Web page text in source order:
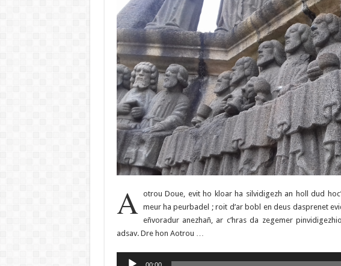
A otrou Doue, evit ho kloar ha silvidigezh an holl dud
meur ha peurbadel ; roit d’ar bobl en deus dasprenet
eñvoradur anezhañ, ar c’hras da zegemer
adsav. Dre hon Aotrou …
Lecteur